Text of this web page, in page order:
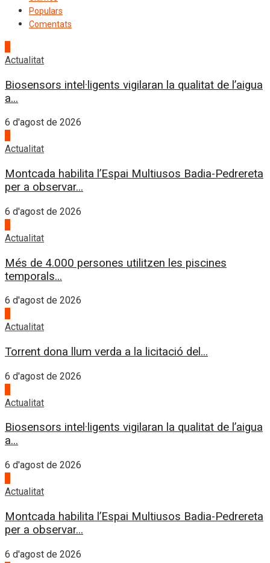
Populars
Comentats
Actualitat
Biosensors intel·ligents vigilaran la qualitat de l’aigua
a...
6 d'agost de 2026
Actualitat
Montcada habilita l’Espai Multiusos Badia-Pedrereta
per a observar...
6 d'agost de 2026
Actualitat
Més de 4.000 persones utilitzen les piscines
temporals...
6 d'agost de 2026
Actualitat
Torrent dona llum verda a la licitació del...
6 d'agost de 2026
Actualitat
Biosensors intel·ligents vigilaran la qualitat de l’aigua
a...
6 d'agost de 2026
Actualitat
Montcada habilita l’Espai Multiusos Badia-Pedrereta
per a observar...
6 d'agost de 2026